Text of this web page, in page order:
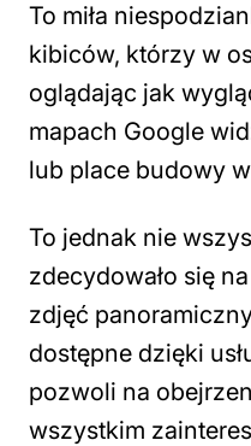
To miła
kibiców, którzy w
oglądając jak
mapach Google
lub place budowy
To jednak nie
zdecydowało się
zdjęć
dostępne dzięki
pozwoli na
wszystkim